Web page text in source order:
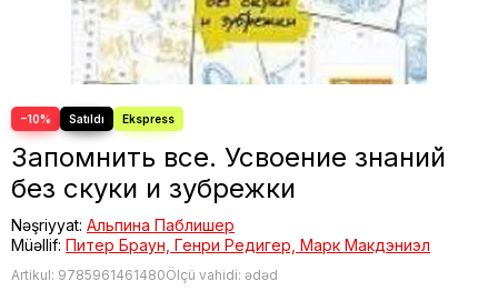
Fəlsəfə
Bestseller
−10%
Запомнить все. Усвоение знаний
без скуки и зубрежки
Nəşriyyat: Альпина Паблишер
Müəllif: Питер Браун, Генри Редигер, Марк Макдэниэл
Artikul: 9785961461480Ölçü vahidi: ədəd